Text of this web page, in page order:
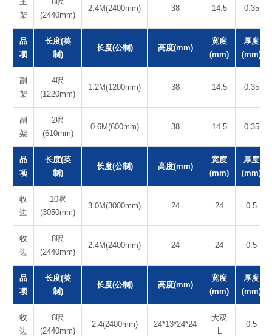
架
(2440mm)
2.4M(2400mm) 38 14.5 0.35
品
项
长度(英
制)
长度(公制) 高度(mm)
宽度
(mm)
厚度
(mm)
副
架
4呎
(1220mm)
1.2M(1200mm) 38 14.5 0.35
副
架
2呎
(610mm)
0.6M(600mm) 38 14.5 0.35
品
项
长度(英
制)
长度(公制) 高度(mm)
宽度
(mm)
厚度
(mm)
收
边
10呎
(3050mm)
3.0M(3000mm) 24 24 0.5
收
边
8呎
(2440mm)
2.4M(2400mm) 24 24 0.5
品
项
长度(英
制)
长度(公制) 高度(mm)
宽度
(mm)
厚度
(mm)
收
边
8呎
(2440mm)
2.4(2400mm) 24*13*24*24
大双
L
0.5